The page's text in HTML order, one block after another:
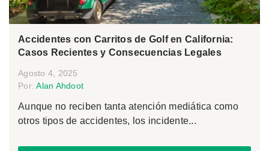
Accidentes con Carritos de Golf en California:
Casos Recientes y Consecuencias Legales
Agosto 4, 2025
Por:Alan Ahdoot
Aunque no reciben tanta atención mediática como
otros tipos de accidentes, los incidente...